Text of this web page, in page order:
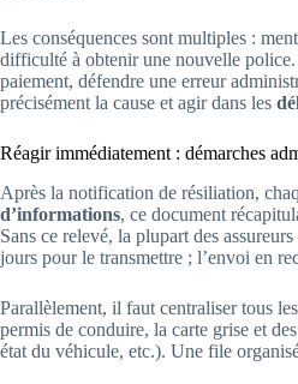
Les conséquences sont multiples :
difficulté à obtenir une nouvelle
paiement, défendre une erreur
précisément la cause et agir dans les
Réagir immédiatement : démarches
Après la notification de résiliation,
d’informations, ce document
Sans ce relevé, la plupart des
jours pour le transmettre ; l’envoi en
Parallèlement, il faut centraliser tous
permis de conduire, la carte grise et
état du véhicule, etc.). Une file